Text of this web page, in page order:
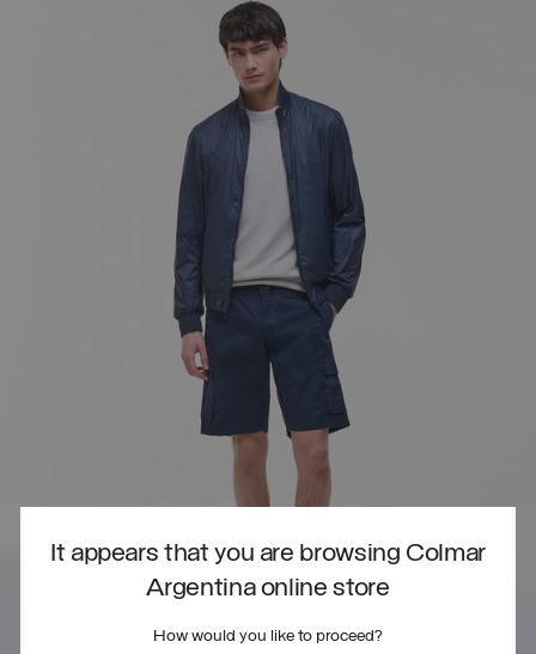
It appears that you are browsing Colmar
Argentina online store
How would you like to proceed?